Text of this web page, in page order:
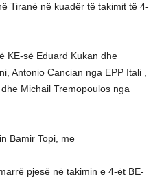
Tiranë në kuadër të takimit të 4-
KE-së Eduard Kukan dhe
Antonio Cancian nga EPP Itali ,
Michail Tremopoulos nga
Bamir Topi, me
pjesë në takimin e 4-ët BE-